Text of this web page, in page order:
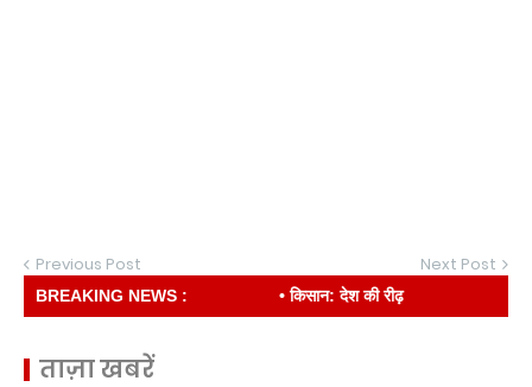
Previous Post Next Post
BREAKING NEWS : • किसान: देश की रीढ़
ताज़ा खबरें